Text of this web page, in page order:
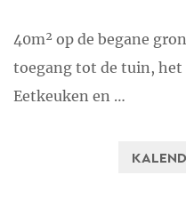
De man
zorgt
40m² op de begane
toegang tot de tuin, het
Eetkeuken en …